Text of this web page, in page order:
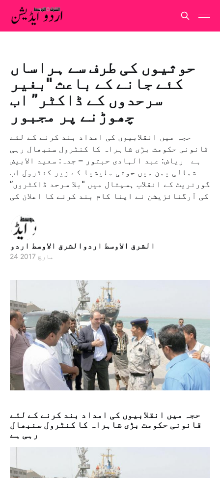
حوثیوں کی طرف سے ہراساں
کئے جانے کے باعث "بغیر
سرحدوں کے ڈاکٹر” اب
چھوڑنے پر مجبور
حجہ میں انقلابیوں کی امداد بند کرنے کے لئے
قانونی حکومت بڑی شاہراہ کا کنٹرول سنبھال رہی
ہے رياض: عبد الہادی حبتور – جدہ: سعيد الابيض
شمالی یمن میں حوثی ملیشیا کے زیر کنٹرول اب
گورنریٹ کے انقلاب ہسپتال میں "بلا سرحد ڈاکٹروں”
کی آرگنائزیشن نے اپنا کام بند کرنے کا اعلان کی
الشرق الاوسط اردوالشرق الاوسط اردو
24 مارچ 2017
حجہ میں انقلابیوں کی امداد بند کرنے کے لئے
قانونی حکومت بڑی شاہراہ کا کنٹرول سنبھال
رہی ہے